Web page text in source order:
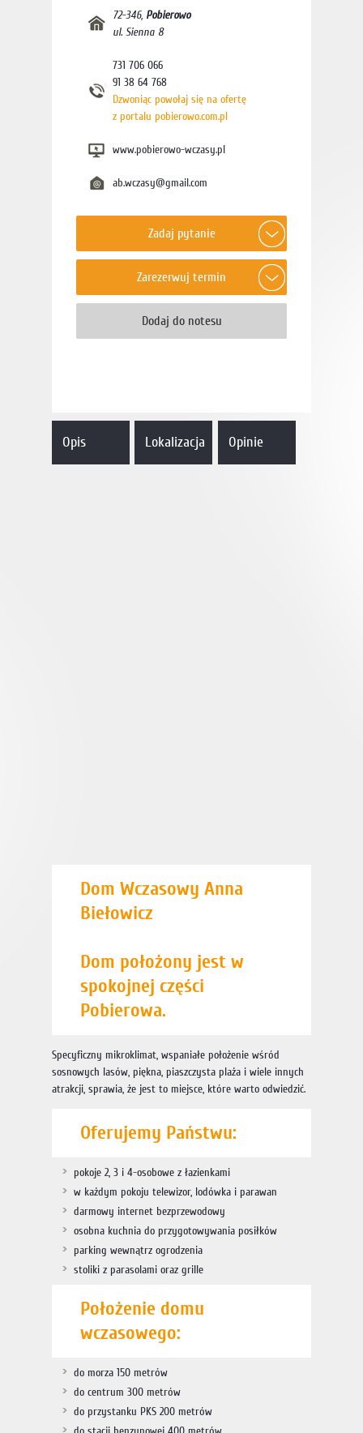
72-346, Pobierowo
ul. Sienna 8
731 706 066
91 38 64 768
Dzwoniąc powołaj się na ofertę
z portalu pobierowo.com.pl
www.pobierowo-wczasy.pl
ab.wczasy@gmail.com
Opis Lokalizacja Opinie
Dom Wczasowy Anna
Biełowicz
Dom położony jest w
spokojnej części
Pobierowa.
Specyficzny mikroklimat, wspaniałe położenie wśród
sosnowych lasów, piękna, piaszczysta plaża i wiele innych
atrakcji, sprawia, że jest to miejsce, które warto odwiedzić.
Oferujemy Państwu:
pokoje 2, 3 i 4-osobowe z łazienkami
w każdym pokoju telewizor, lodówka i parawan
darmowy internet bezprzewodowy
osobna kuchnia do przygotowywania posiłków
parking wewnątrz ogrodzenia
stoliki z parasolami oraz grille
Położenie domu
wczasowego:
do morza 150 metrów
do centrum 300 metrów
do przystanku PKS 200 metrów